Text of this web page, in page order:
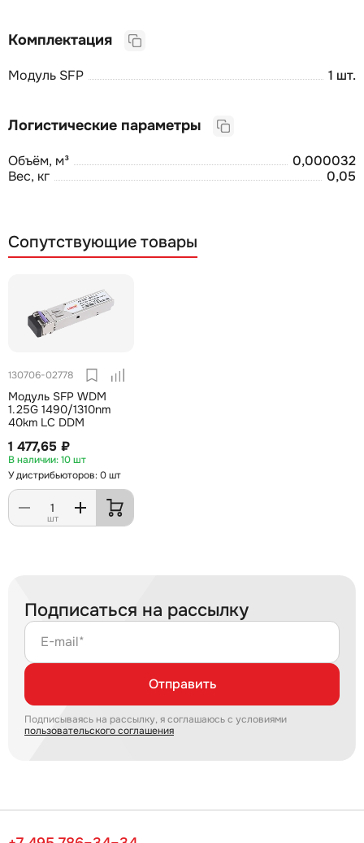
Комплектация
Модуль SFP 1 шт.
Логистические параметры
Объём, м³
0,000032
Вес, кг
0,05
Сопутствующие товары
130706-02778
Модуль SFP WDM
1.25G 1490/1310nm
40km LC DDM
1 477,65 ₽
10 шт
У дистрибьюторов: 0 шт
шт
Подписаться на рассылку
E-mail*
Отправить
Подписываясь на рассылку, я соглашаюсь с условиями
пользовательского соглашения